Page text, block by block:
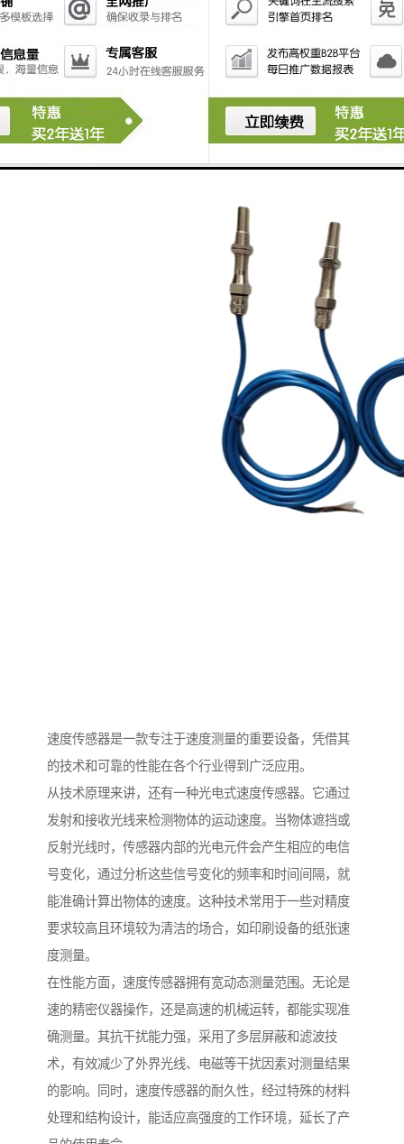
为各行业的发展提供了有力支持。
速度传感器是一款专注于速度测量的重要设备，凭借其
的技术和可靠的性能在各个行业得到广泛应用。
从技术原理来讲，还有一种光电式速度传感器。它通过
发射和接收光线来检测物体的运动速度。当物体遮挡或
反射光线时，传感器内部的光电元件会产生相应的电信
号变化，通过分析这些信号变化的频率和时间间隔，就
能准确计算出物体的速度。这种技术常用于一些对精度
要求较高且环境较为清洁的场合，如印刷设备的纸张速
度测量。
在性能方面，速度传感器拥有宽动态测量范围。无论是
速的精密仪器操作，还是高速的机械运转，都能实现准
确测量。其抗干扰能力强，采用了多层屏蔽和滤波技
术，有效减少了外界光线、电磁等干扰因素对测量结果
的影响。同时，速度传感器的耐久性，经过特殊的材料
处理和结构设计，能适应高强度的工作环境，延长了产